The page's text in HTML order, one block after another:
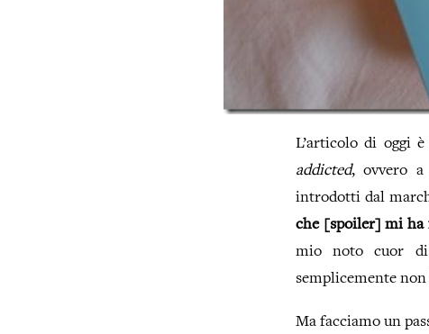
L’articolo di oggi
addicted, ovvero
introdotti dal
che [spoiler] mi ha
mio noto cuor di
semplicemente
Ma facciamo un